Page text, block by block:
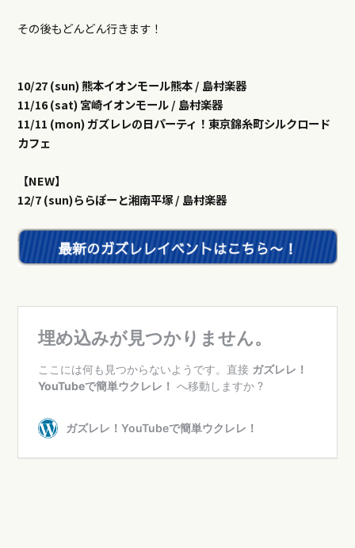
その後もどんどん行きます！
10/27 (sun) 熊本イオンモール熊本 / 島村楽器
11/16 (sat) 宮崎イオンモール / 島村楽器
11/11 (mon) ガズレレの日パーティ！東京錦糸町シルクロード
カフェ
【NEW】
12/7 (sun)ららぽーと湘南平塚 / 島村楽器